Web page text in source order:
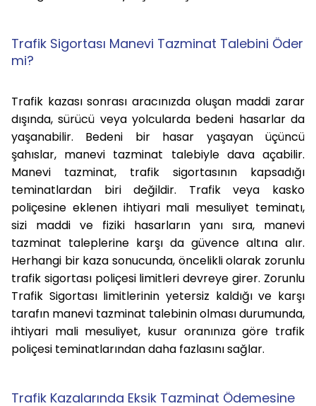
Trafik Sigortası Manevi Tazminat Talebini Öder
mi?
Trafik kazası sonrası aracınızda oluşan maddi zarar
dışında, sürücü veya yolcularda bedeni hasarlar da
yaşanabilir. Bedeni bir hasar yaşayan üçüncü
şahıslar, manevi tazminat talebiyle dava açabilir.
Manevi tazminat, trafik sigortasının kapsadığı
teminatlardan biri değildir. Trafik veya kasko
poliçesine eklenen ihtiyari mali mesuliyet teminatı,
sizi maddi ve fiziki hasarların yanı sıra, manevi
tazminat taleplerine karşı da güvence altına alır.
Herhangi bir kaza sonucunda, öncelikli olarak zorunlu
trafik sigortası poliçesi limitleri devreye girer. Zorunlu
Trafik Sigortası limitlerinin yetersiz kaldığı ve karşı
tarafın manevi tazminat talebinin olması durumunda,
ihtiyari mali mesuliyet, kusur oranınıza göre trafik
poliçesi teminatlarından daha fazlasını sağlar.
Trafik Kazalarında Eksik Tazminat Ödemesine